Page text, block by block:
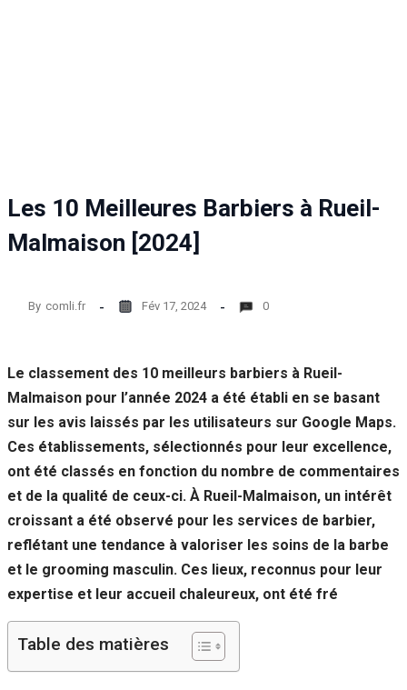
Les 10 Meilleures Barbiers à Rueil-
Malmaison [2024]
By comli.fr Fév 17, 2024 0
Le classement des 10 meilleurs barbiers à Rueil-
Malmaison pour l’année 2024 a été établi en se basant
sur les avis laissés par les utilisateurs sur Google Maps.
Ces établissements, sélectionnés pour leur excellence,
ont été classés en fonction du nombre de commentaires
et de la qualité de ceux-ci. À Rueil-Malmaison, un intérêt
croissant a été observé pour les services de barbier,
reflétant une tendance à valoriser les soins de la barbe
et le grooming masculin. Ces lieux, reconnus pour leur
expertise et leur accueil chaleureux, ont été fré
Table des matières
de la façon
dont le site
Web est
utilisé.
Experience
aussi bien que
possible lors
de votre visite.
Si vous
refusez ces
cookies,
fonctionnalités
disparaîtront
du site Web.
Marketing
votre